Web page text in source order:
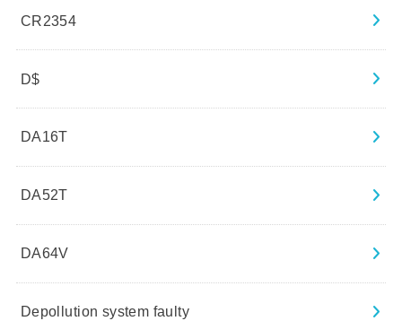
CR2354
D$
DA16T
DA52T
DA64V
Depollution system faulty